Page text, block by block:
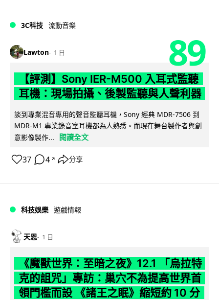
3C科技 流動音樂
Lawton 1 日 89
【評測】Sony IER-M500 入耳式監聽
耳機：現場拍攝、後製監聽與人聲利器
談到專業混音專用的聲音監聽耳機，Sony 經典 MDR-7506 到
MDR-M1 專業錄音室耳機都為人熟悉。而現在舞台製作者與創
意影像製作...
閱讀全文
37 4 ↗ 分享
科技娛樂 遊戲情報
天恩 1 日
《魔獸世界：至暗之夜》12.1 「烏拉特
克的詛咒」專訪：巢穴不為提高世界首
領門檻而設 《諸王之眠》縮短約 10 分